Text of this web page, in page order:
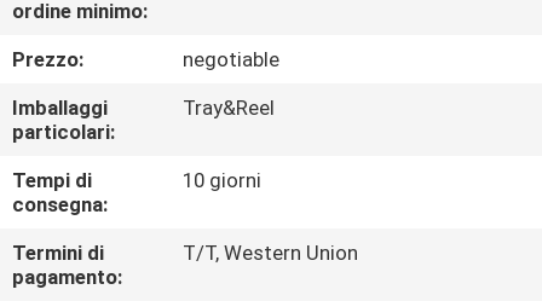
DI
QUALITÀ
CONTATTICI
RICHIEDA
UNA
ordine minimo:
Prezzo:
negotiable
Imballaggi
particolari:
Tray&Reel
Tempi di
consegna:
10 giorni
Termini di
pagamento:
T/T, Western Union